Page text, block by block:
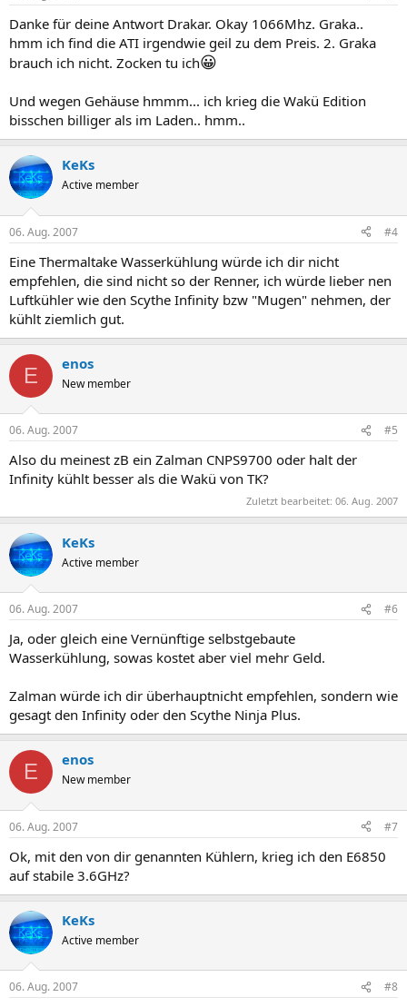
Danke für deine Antwort Drakar. Okay 1066Mhz. Graka..
hmm ich find die ATI irgendwie geil zu dem Preis. 2. Graka
brauch ich nicht. Zocken tu ich😀
Und wegen Gehäuse hmmm... ich krieg die Wakü Edition
bisschen billiger als im Laden.. hmm..
KeKs
Active member
06. Aug. 2007 #4
Eine Thermaltake Wasserkühlung würde ich dir nicht
empfehlen, die sind nicht so der Renner, ich würde lieber nen
Luftkühler wie den Scythe Infinity bzw "Mugen" nehmen, der
kühlt ziemlich gut.
E enos
New member
06. Aug. 2007 #5
Also du meinest zB ein Zalman CNPS9700 oder halt der
Infinity kühlt besser als die Wakü von TK?
Zuletzt bearbeitet: 06. Aug. 2007
KeKs
Active member
06. Aug. 2007 #6
Ja, oder gleich eine Vernünftige selbstgebaute
Wasserkühlung, sowas kostet aber viel mehr Geld.
Zalman würde ich dir überhauptnicht empfehlen, sondern wie
gesagt den Infinity oder den Scythe Ninja Plus.
E enos
New member
06. Aug. 2007 #7
Ok, mit den von dir genannten Kühlern, krieg ich den E6850
auf stabile 3.6GHz?
KeKs
Active member
06. Aug. 2007 #8